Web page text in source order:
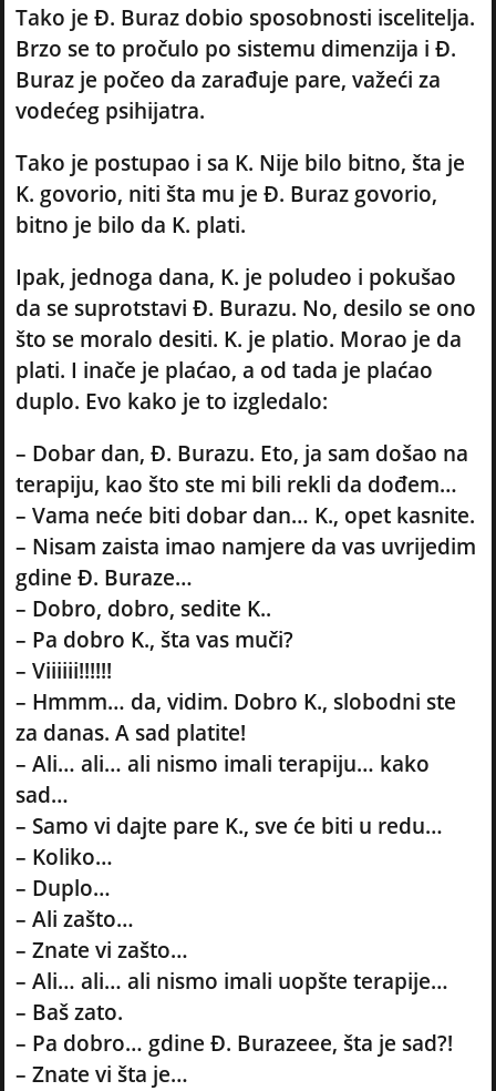
Tako je Đ. Buraz dobio sposobnosti iscelitelja.
Brzo se to pročulo po sistemu dimenzija i Đ.
Buraz je počeo da zarađuje pare, važeći za
vodećeg psihijatra.
Tako je postupao i sa K. Nije bilo bitno, šta je
K. govorio, niti šta mu je Đ. Buraz govorio,
bitno je bilo da K. plati.
Ipak, jednoga dana, K. je poludeo i pokušao
da se suprotstavi Đ. Burazu. No, desilo se ono
što se moralo desiti. K. je platio. Morao je da
plati. I inače je plaćao, a od tada je plaćao
duplo. Evo kako je to izgledalo:
– Dobar dan, Đ. Burazu. Eto, ja sam došao na
terapiju, kao što ste mi bili rekli da dođem…
– Vama neće biti dobar dan… K., opet kasnite.
– Nisam zaista imao namjere da vas uvrijedim
gdine Đ. Buraze…
– Dobro, dobro, sedite K..
– Pa dobro K., šta vas muči?
– Viiiiii!!!!!!
– Hmmm… da, vidim. Dobro K., slobodni ste
za danas. A sad platite!
– Ali… ali… ali nismo imali terapiju… kako
sad…
– Samo vi dajte pare K., sve će biti u redu…
– Koliko…
– Duplo…
– Ali zašto…
– Znate vi zašto…
– Ali… ali… ali nismo imali uopšte terapije…
– Baš zato.
– Pa dobro… gdine Đ. Burazeee, šta je sad?!
– Znate vi šta je…